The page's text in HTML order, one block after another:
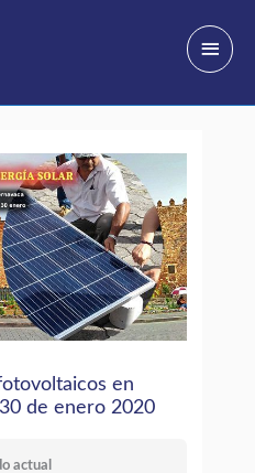
Menú
en
de enero 2020
actual